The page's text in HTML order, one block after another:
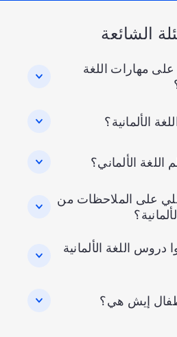
الشائعة
مهارات اللغة
الألمانية؟
الألماني؟
على الملاحظات من
اللغة الألمانية
إيش هي؟